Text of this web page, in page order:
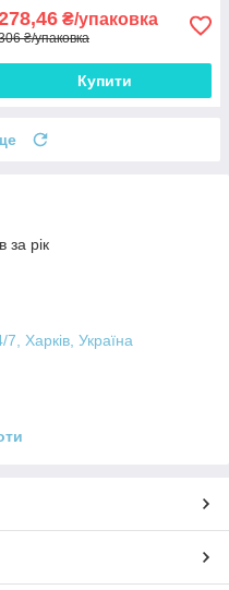
₴/упаковка
₴/упаковка
Купити
за рік
Харків, Україна